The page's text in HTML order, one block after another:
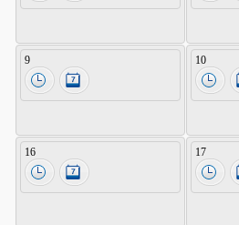
9 10
16 17